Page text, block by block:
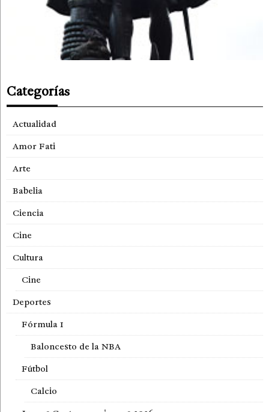
Categorías
Actualidad
Amor Fati
Arte
Babelia
Ciencia
Cine
Cultura
Cine
Deportes
Fórmula 1
Baloncesto de la NBA
Fútbol
Calcio